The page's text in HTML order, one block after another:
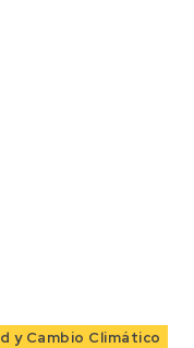
y Cambio Climático